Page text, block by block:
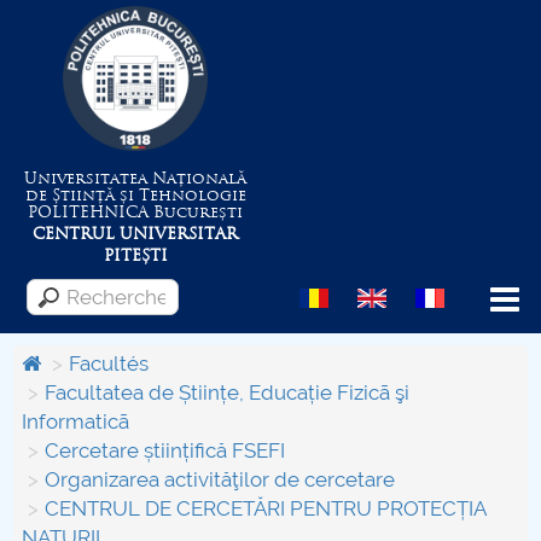
Universitatea Națională
de Știință și Tehnologie
POLITEHNICABucurești
CENTRUL UNIVERSITAR
PITEȘTI
Menu
Despre Universitate
Centrul de Management al Proiectelor
Facultés
Facultatea de Științe, Educație Fizicã şi
Informaticã
Cercetare științifică FSEFI
Organizarea activităţilor de cercetare
CENTRUL DE CERCETĂRI PENTRU PROTECȚIA